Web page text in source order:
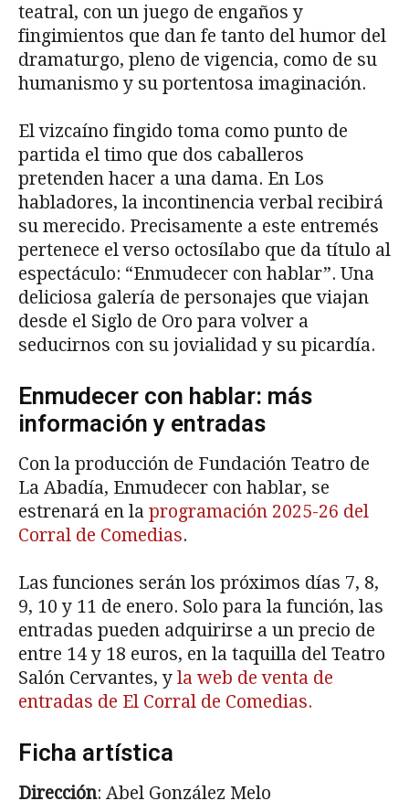
teatral, con un juego de engaños y
fingimientos que dan fe tanto del humor del
dramaturgo, pleno de vigencia, como de su
humanismo y su portentosa imaginación.
El vizcaíno fingido toma como punto de
partida el timo que dos caballeros
pretenden hacer a una dama. En Los
habladores, la incontinencia verbal recibirá
su merecido. Precisamente a este entremés
pertenece el verso octosílabo que da título al
espectáculo: “Enmudecer con hablar”. Una
deliciosa galería de personajes que viajan
desde el Siglo de Oro para volver a
seducirnos con su jovialidad y su picardía.
Enmudecer con hablar: más
información y entradas
Con la producción de Fundación Teatro de
La Abadía, Enmudecer con hablar, se
estrenará en la programación 2025-26 del
Corral de Comedias.
Las funciones serán los próximos días 7, 8,
9, 10 y 11 de enero. Solo para la función, las
entradas pueden adquirirse a un precio de
entre 14 y 18 euros, en la taquilla del Teatro
Salón Cervantes, y la web de venta de
entradas de El Corral de Comedias.
Ficha artística
Dirección: Abel González Melo